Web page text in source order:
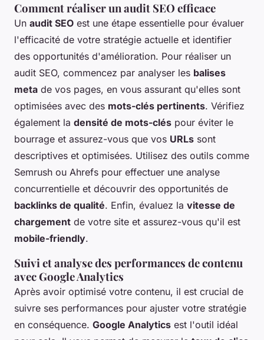
Comment réaliser un audit SEO efficace
Un audit SEO est une étape essentielle pour évaluer
l'efficacité de votre stratégie actuelle et identifier
des opportunités d'amélioration. Pour réaliser un
audit SEO, commencez par analyser les balises
meta de vos pages, en vous assurant qu'elles sont
optimisées avec des mots-clés pertinents. Vérifiez
également la densité de mots-clés pour éviter le
bourrage et assurez-vous que vos URLs sont
descriptives et optimisées. Utilisez des outils comme
Semrush ou Ahrefs pour effectuer une analyse
concurrentielle et découvrir des opportunités de
backlinks de qualité. Enfin, évaluez la vitesse de
chargement de votre site et assurez-vous qu'il est
mobile-friendly.
Suivi et analyse des performances de contenu
avec Google Analytics
Après avoir optimisé votre contenu, il est crucial de
suivre ses performances pour ajuster votre stratégie
en conséquence. Google Analytics est l'outil idéal